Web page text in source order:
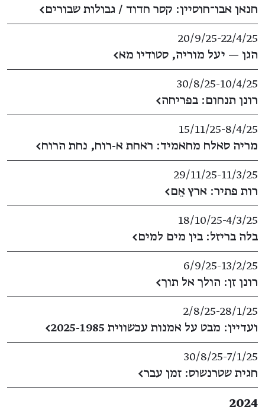
חנאן אבו־חוסיין: קסר חדוד / גבולות שבורים←
22/4/25
​-​
20/9/25
הגן — יעל מוריה, סטודיו מא←
10/4/25
​-​
30/8/25
רונן תנחום: בפריחה←
8/4/25
​-​
15/11/25
מריה סאלח מחאמיד: ראחת א-רוח, נחת הרוח←
11/3/25
​-​
29/11/25
רות פתיר: ארץ אֵם←
4/3/25
​-​
18/10/25
בלה בריזל: בין מים למים←
13/2/25
​-​
6/9/25
רונן זן: הולך אל תוך←
28/1/25
​-​
2/8/25
ועדיין: מבט על אמנות עכשווית 2025-1985
←
7/1/25
​-​
30/8/25
חגית שטרנשוס: זמן עבר←
2024